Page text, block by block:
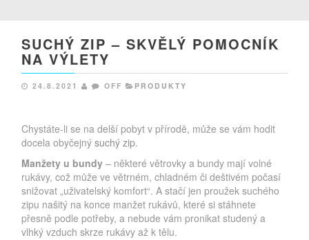
SUCHÝ ZIP – SKVĚLÝ POMOCNÍK
NA VÝLETY
24.8.2021 OFF PRODUKTY
Chystáte-li se na delší pobyt v přírodě, může se vám hodit
docela obyčejnýsuchý zip.
Manžety u bundy – některé větrovky a bundy mají volné
rukávy, což může ve větrném, chladném či deštivém počasí
snižovat „uživatelský komfort“. A stačí jen proužek suchého
zipu našitý na konce manžet rukávů, které si stáhnete
přesně podle potřeby, a nebude vám pronikat studený a
vlhký vzduch skrze rukávy až k tělu.